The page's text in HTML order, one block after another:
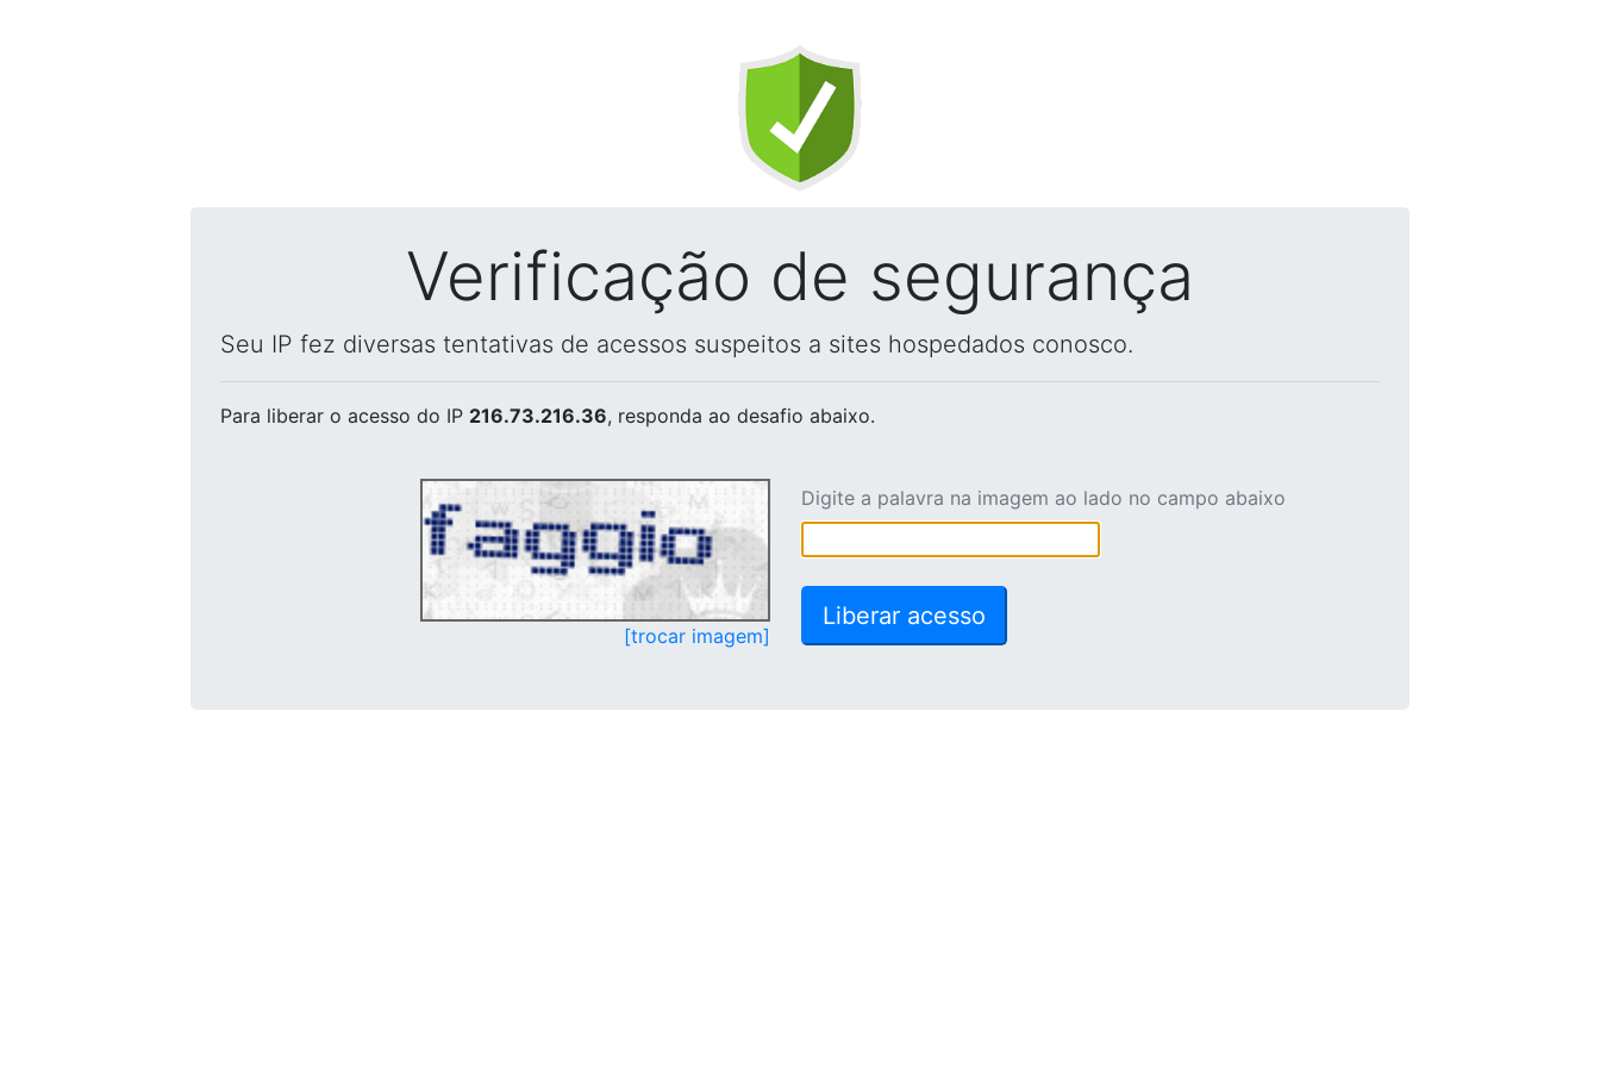
Verificação de segurança
Seu IP fez diversas tentativas de acessos suspeitos a sites hospedados conosco.
Para liberar o acesso do IP 216.73.216.36, responda ao desafio abaixo.
[trocar imagem]
Digite a palavra na imagem ao lado no campo abaixo